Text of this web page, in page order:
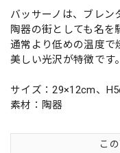
バッサーノは、ブレン
陶器の街としても名を
通常より低めの温度で
美しい光沢が特徴です。
サイズ：29×12cm、
素材：陶器
こ